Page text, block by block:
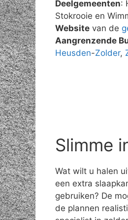
Deelgemeenten:
Stokrooie en
Website van de
Aangrenzende
Heusden-Zolder,
Slimme
Wat wilt u halen
een extra
gebruiken? De
de plannen